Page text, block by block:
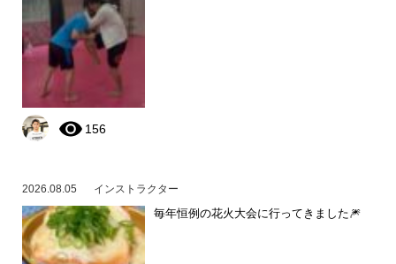
156
2026.08.05 インストラクター
毎年恒例の花火大会に行ってきました🎆